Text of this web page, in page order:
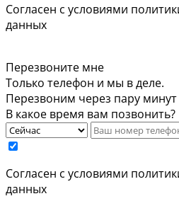
Cогласен с условиями
данных
Перезвоните мне
Только телефон и мы в деле.
Перезвоним через пару минут
В какое время вам позвонить?
Cогласен с условиями
данных